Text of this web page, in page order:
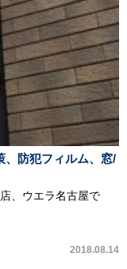
、防犯フィルム、窓/
、ウエラ名古屋で
2018.08.14